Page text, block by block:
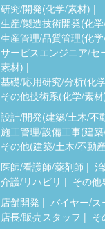
研究/開発(化学/素材)
生産/製造技術開発(化
生産管理/品質管理(化
サービスエンジニア/セ
素材)
基礎/応用研究/分析(化
その他技術系(化学/素
設計/開発(建築/土木/不
施工管理/設備工事(建
その他(建築/土木/不動
医師/看護師/薬剤師
介護/リハビリ
その他
店舗開発
バイヤー/ス
店長/販売スタッフ
そ